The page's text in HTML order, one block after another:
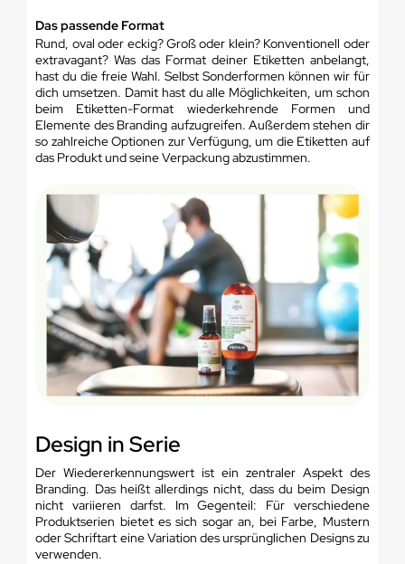
Das passende Format
Rund, oval oder eckig? Groß oder klein? Konventionell oder
extravagant? Was das Format deiner Etiketten anbelangt,
hast du die freie Wahl. Selbst Sonderformen können wir für
dich umsetzen. Damit hast du alle Möglichkeiten, um schon
beim Etiketten-Format wiederkehrende Formen und
Elemente des Branding aufzugreifen. Außerdem stehen dir
so zahlreiche Optionen zur Verfügung, um die Etiketten auf
das Produkt und seine Verpackung abzustimmen.
Design in Serie
Der Wiedererkennungswert ist ein zentraler Aspekt des
Branding. Das heißt allerdings nicht, dass du beim Design
nicht variieren darfst. Im Gegenteil: Für verschiedene
Produktserien bietet es sich sogar an, bei Farbe, Mustern
oder Schriftart eine Variation des ursprünglichen Designs zu
verwenden.